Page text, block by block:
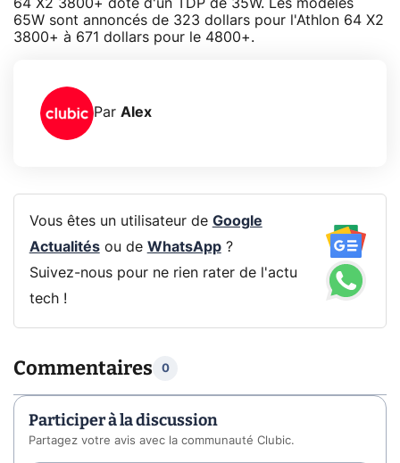
64 X2 3800+ doté d'un TDP de 35W. Les modèles
65W sont annoncés de 323 dollars pour l'Athlon 64 X2
3800+ à 671 dollars pour le 4800+.
Par Alex
Vous êtes un utilisateur de Google
Actualitésou de WhatsApp?
Suivez-nous pour ne rien rater de l'actu
tech !
Commentaires 0
Participer à la discussion
Partagez votre avis avec la communauté Clubic.